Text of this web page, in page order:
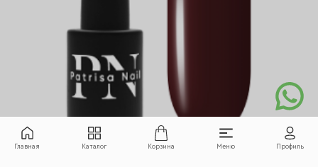
Главная Каталог Корзина Меню Профиль